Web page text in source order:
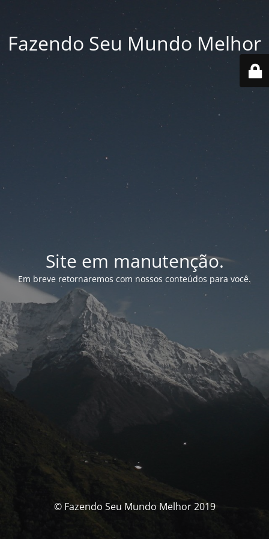
Fazendo Seu Mundo Melhor
Site em manutenção.
Em breve retornaremos com nossos conteúdos para você.
© Fazendo Seu Mundo Melhor 2019